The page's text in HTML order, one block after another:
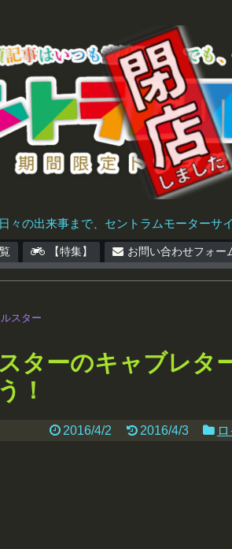
々の出来事まで、セントラムモーターサ
【特集】 お問い合わせフォー
スター
ターのキャブレタ
！
2016/4/2 2016/4/3